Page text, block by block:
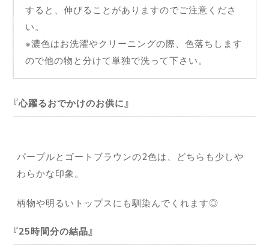
すると、伸びることがありますのでご注意くださ
い。
※濃色はお洗濯やクリーニングの際、色落ちします
ので他の物と分けて単独で洗って下さい。
心躍るおでかけのお供に
パープルとゴートブラウンの2色は、どちらも少しや
わらかな印象。
柄物や明るいトップスにも馴染んでくれます◎
25時間分の結晶